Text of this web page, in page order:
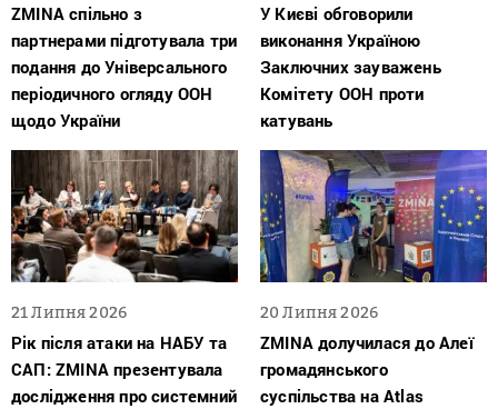
ZMINA спільно з
партнерами підготувала три
подання до Універсального
періодичного огляду ООН
щодо України
У Києві обговорили
виконання Україною
Заключних зауважень
Комітету ООН проти
катувань
21 Липня 2026
Рік після атаки на НАБУ та
САП: ZMINA презентувала
дослідження про системний
20 Липня 2026
ZMINA долучилася до Алеї
громадянського
суспільства на Atlas